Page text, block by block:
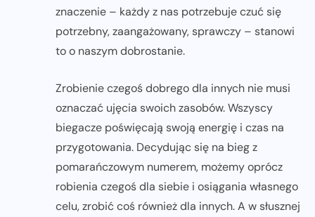
znaczenie – każdy z nas potrzebuje czuć się
potrzebny, zaangażowany, sprawczy – stanowi
to o naszym dobrostanie.
Zrobienie czegoś dobrego dla innych nie musi
oznaczać ujęcia swoich zasobów. Wszyscy
biegacze poświęcają swoją energię i czas na
przygotowania. Decydując się na bieg z
pomarańczowym numerem, możemy oprócz
robienia czegoś dla siebie i osiągania własnego
celu, zrobić coś również dla innych. A w słusznej